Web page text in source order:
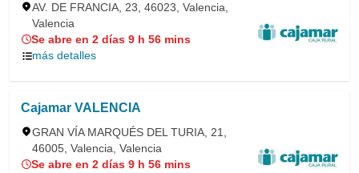
AV. DE FRANCIA, 23, 46023, Valencia,
Valencia
Se abre en 2 días 9 h 56 mins
más detalles
Cajamar VALENCIA
GRAN VÍA MARQUÉS DEL TURIA, 21,
46005, Valencia, Valencia
Se abre en 2 días 9 h 56 mins